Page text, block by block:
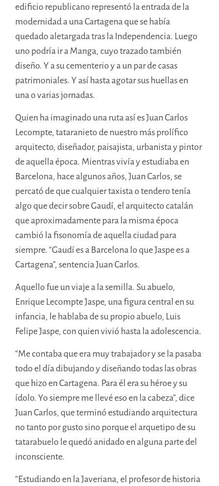
edificio republicano representó la entrada de la
modernidad a una Cartagena que se había
quedado aletargada tras la Independencia. Luego
uno podría ir a Manga, cuyo trazado también
diseño. Y a su cementerio y a un par de casas
patrimoniales. Y así hasta agotar sus huellas en
una o varias jornadas.
Quien ha imaginado una ruta así es Juan Carlos
Lecompte, tataranieto de nuestro más prolífico
arquitecto, diseñador, paisajista, urbanista y pintor
de aquella época. Mientras vivía y estudiaba en
Barcelona, hace algunos años, Juan Carlos, se
percató de que cualquier taxista o tendero tenía
algo que decir sobre Gaudí, el arquitecto catalán
que aproximadamente para la misma época
cambió la fisonomía de aquella ciudad para
siempre. “Gaudí es a Barcelona lo que Jaspe es a
Cartagena”, sentencia Juan Carlos.
Aquello fue un viaje a la semilla. Su abuelo,
Enrique Lecompte Jaspe, una figura central en su
infancia, le hablaba de su propio abuelo, Luis
Felipe Jaspe, con quien vivió hasta la adolescencia.
“Me contaba que era muy trabajador y se la pasaba
todo el día dibujando y diseñando todas las obras
que hizo en Cartagena. Para él era su héroe y su
ídolo. Yo siempre me llevé eso en la cabeza”, dice
Juan Carlos, que terminó estudiando arquitectura
no tanto por gusto sino porque el arquetipo de su
tatarabuelo le quedó anidado en alguna parte del
inconsciente.
“Estudiando en la Javeriana, el profesor de historia